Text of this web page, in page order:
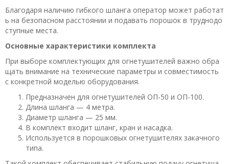
Благодаря наличию гибкого шланга оператор может работат
ь на безопасном расстоянии и подавать порошок в труднодо
ступные места.
Основные характеристики комплекта
При выборе комплектующих для огнетушителей важно обра
щать внимание на технические параметры и совместимость
с конкретной моделью оборудования.
Предназначен для огнетушителей ОП-50 и ОП-100.
Длина шланга — 4 метра.
Диаметр шланга — 25 мм.
В комплект входит шланг, кран и насадка.
Используется в порошковых огнетушителях закачного
типа.